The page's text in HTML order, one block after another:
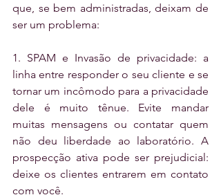
que, se bem administradas, deixam de
ser um problema:
1. SPAM e Invasão de privacidade: a
linha entre responder o seu cliente e se
tornar um incômodo para a privacidade
dele é muito tênue. Evite mandar
muitas mensagens ou contatar quem
não deu liberdade ao laboratório. A
prospecção ativa pode ser prejudicial:
deixe os clientes entrarem em contato
com você.